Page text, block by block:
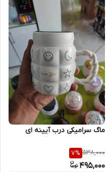
ماگ سرامیکی درب آیینه ای
538,000
7%
495,000